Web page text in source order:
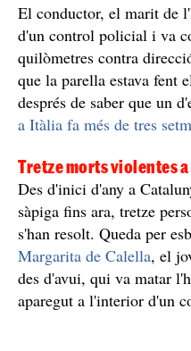
El conductor, el marit de
d'un control policial i va
quilòmetres contra
que la parella estava fent
després de saber que un
a Itàlia fa més de tres
Tretze morts violentes
Des d'inici d'any a
sàpiga fins ara, tretze
s'han resolt. Queda per
Margarita de Calella, el
des d'avui, qui va matar
aparegut a l'interior d'un